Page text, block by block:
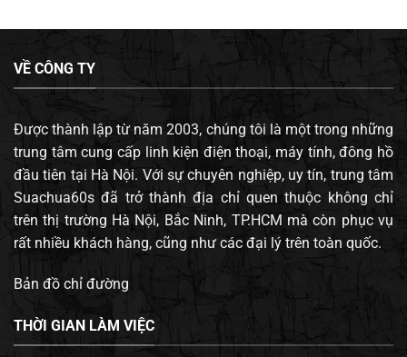
VỀ CÔNG TY
Được thành lập từ năm 2003, chúng tôi là một trong những
trung tâm cung cấp linh kiện điện thoại, máy tính, đông hồ
đầu tiên tại Hà Nội. Với sự chuyên nghiệp, uy tín, trung tâm
Suachua60s đã trở thành địa chỉ quen thuộc không chỉ
trên thị trường Hà Nội, Bắc Ninh, TP.HCM mà còn phục vụ
rất nhiều khách hàng, cũng như các đại lý trên toàn quốc.
Bản đồ chỉ đường
THỜI GIAN LÀM VIỆC